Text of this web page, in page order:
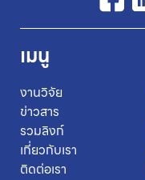
เมนู
งานวิจัย
ข่าวสาร
รวมลิงก์
เกี่ยวกับเรา
ติดต่อเรา